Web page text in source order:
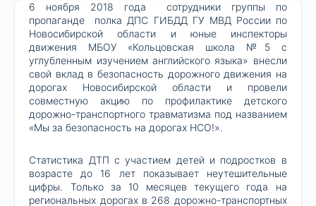
6 ноября 2018 года сотрудники группы по
пропаганде полка ДПС ГИБДД ГУ МВД России по
Новосибирской области и юные инспекторы
движения МБОУ «Кольцовская школа №5 с
углубленным изучением английского языка» внесли
свой вклад в безопасность дорожного движения на
дорогах Новосибирской области и провели
совместную акцию по профилактике детского
дорожно-транспортного травматизма под названием
«Мы за безопасность на дорогах НСО!».
Статистика ДТП с участием детей и подростков в
возрасте до 16 лет показывает неутешительные
цифры. Только за 10 месяцев текущего года на
региональных дорогах в 268 дорожно-транспортных